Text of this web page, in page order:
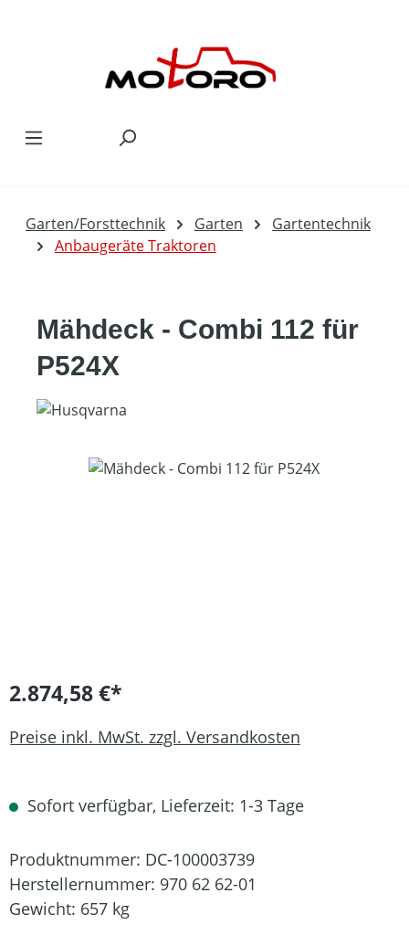
Garten/Forsttechnik Garten
Gartentechnik
Anbaugeräte Traktoren
Mähdeck - Combi 112 für
P524X
Bildergalerie überspringen
2.874,58 €*
Preise inkl. MwSt. zzgl. Versandkosten
Sofort verfügbar, Lieferzeit: 1-3 Tage
Produktnummer: DC-100003739
Herstellernummer: 970 62 62-01
Gewicht: 657 kg